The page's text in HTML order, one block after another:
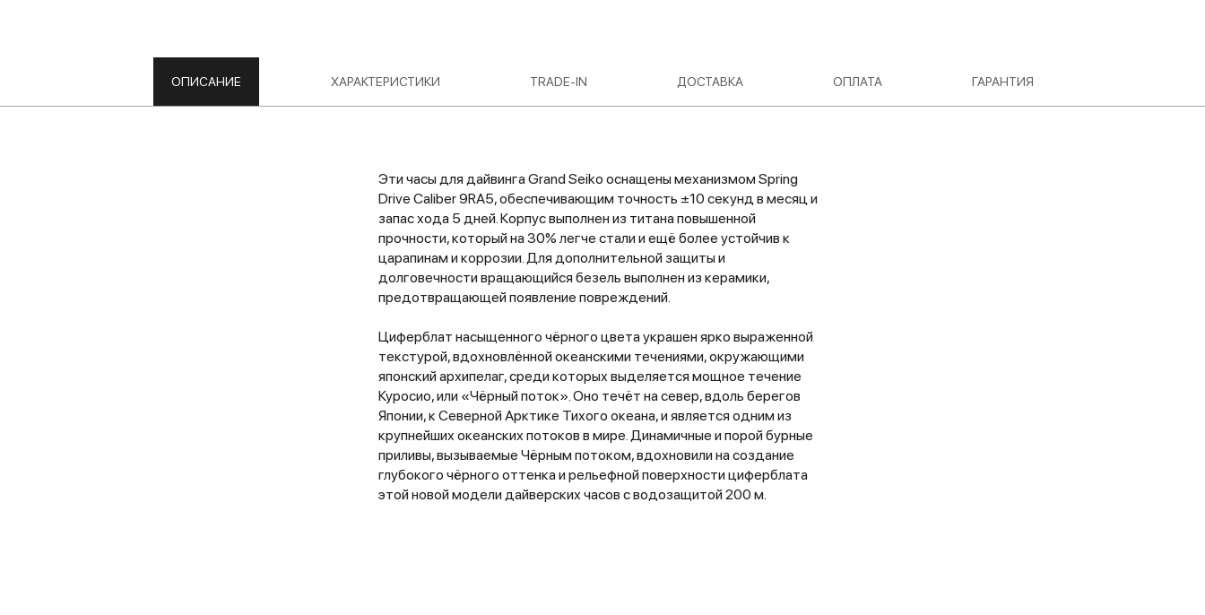
ОПИСАНИЕ ХАРАКТЕРИСТИКИ TRADE-IN ДОСТАВКА ОПЛАТА ГАРАНТИЯ
Эти часы для дайвинга Grand Seiko оснащены механизмом Spring
Drive Caliber 9RA5, обеспечивающим точность ±10 секунд в месяц и
запас хода 5 дней. Корпус выполнен из титана повышенной
прочности, который на 30% легче стали и ещё более устойчив к
царапинам и коррозии. Для дополнительной защиты и
долговечности вращающийся безель выполнен из керамики,
предотвращающей появление повреждений.
Циферблат насыщенного чёрного цвета украшен ярко выраженной
текстурой, вдохновлённой океанскими течениями, окружающими
японский архипелаг, среди которых выделяется мощное течение
Куросио, или «Чёрный поток». Оно течёт на север, вдоль берегов
Японии, к Северной Арктике Тихого океана, и является одним из
крупнейших океанских потоков в мире. Динамичные и порой бурные
приливы, вызываемые Чёрным потоком, вдохновили на создание
глубокого чёрного оттенка и рельефной поверхности циферблата
этой новой модели дайверских часов с водозащитой 200 м.